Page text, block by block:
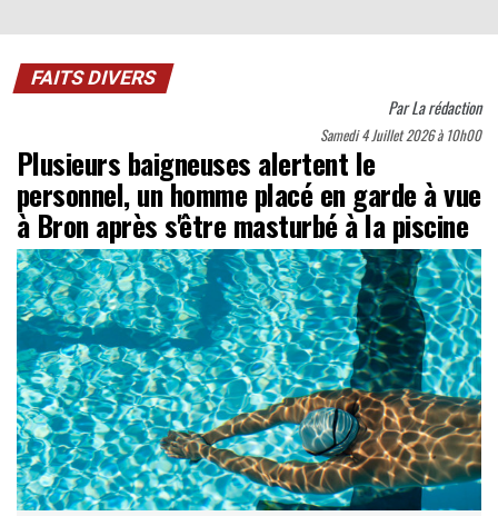
FAITS DIVERS
ParLa rédaction
Samedi 4 Juillet 2026 à 10h00
Plusieurs baigneuses alertent le
personnel, un homme placé en garde à vue
à Bron après s'être masturbé à la piscine